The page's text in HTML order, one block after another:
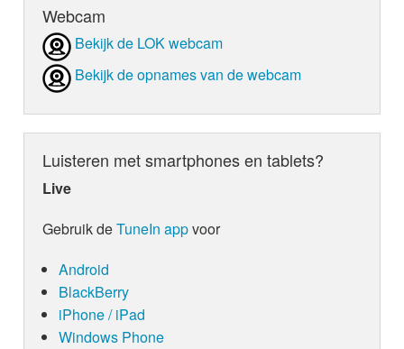
Webcam
Bekijk de LOK webcam
Bekijk de opnames van de webcam
Luisteren met smartphones en tablets?
Live
Gebruik deTuneIn appvoor
Android
BlackBerry
iPhone / iPad
Windows Phone